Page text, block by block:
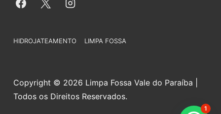
Menu
Rodapé
HIDROJATEAMENTO LIMPA FOSSA
Copyright © 2026 Limpa Fossa Vale do Paraíba |
Todos os Direitos Reservados.
1